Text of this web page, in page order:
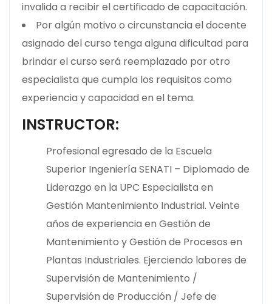
invalida a recibir el certificado de capacitación.
Por algún motivo o circunstancia el docente
asignado del curso tenga alguna dificultad para
brindar el curso será reemplazado por otro
especialista que cumpla los requisitos como
experiencia y capacidad en el tema.
INSTRUCTOR:
Profesional egresado de la Escuela
Superior Ingeniería SENATI – Diplomado de
Liderazgo en la UPC Especialista en
Gestión Mantenimiento Industrial. Veinte
años de experiencia en Gestión de
Mantenimiento y Gestión de Procesos en
Plantas Industriales. Ejerciendo labores de
Supervisión de Mantenimiento /
Supervisión de Producción / Jefe de